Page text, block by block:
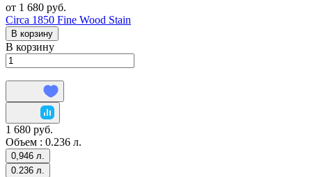
от 1 680 руб.
Circa 1850 Fine Wood Stain
В корзину
В корзину
1 680 руб.
Объем : 0.236 л.
0,946 л.
0.236 л.